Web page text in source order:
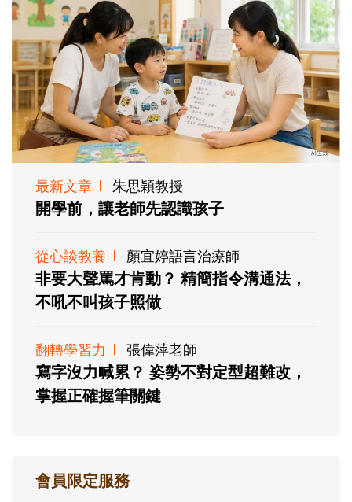
最新文章 朱思穎教授
開學前，讓老師先認識孩子
從心談教養 顏宜婷語言治療師
非要大聲罵才肯動？ 精簡指令溝通法，
不吼不叫孩子照做
翻轉學習力 張偉萍老師
寫字沒力喊累？ 姿勢不對定型超難改，
掌握正確握筆關鍵
會員限定服務